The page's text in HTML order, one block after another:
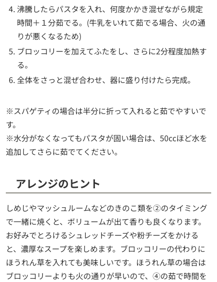
沸騰したらパスタを入れ、何度かかき混ぜながら規定
時間＋１分茹でる。(牛乳をいれて茹でる場合、火の通
りが悪くなるため)
ブロッコリーを加えてふたをし、さらに2分程度加熱す
る。
全体をさっと混ぜ合わせ、器に盛り付けたら完成。
※スパゲティの場合は半分に折って入れると茹でやすいで
す。
※水分がなくなってもパスタが固い場合は、50ccほど水を
追加してさらに茹でてください。
アレンジのヒント
しめじやマッシュルームなどのきのこ類を②のタイミング
で一緒に焼くと、ボリュームが出て香りも良くなります。
お好みでとろけるシュレッドチーズや粉チーズをかける
と、濃厚なスープを楽しめます。ブロッコリーの代わりに
ほうれん草を入れても美味しいです。ほうれん草の場合は
ブロッコリーよりも火の通りが早いので、④の茹で時間を